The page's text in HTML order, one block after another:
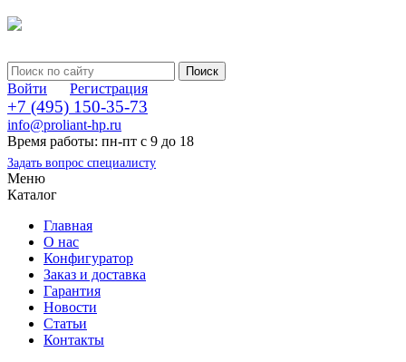
Войти Регистрация
+7 (495) 150-35-73
info@proliant-hp.ru
Время работы: пн-пт с 9 до 18
Задать вопрос специалисту
Меню
Каталог
Главная
О нас
Конфигуратор
Заказ и доставка
Гарантия
Новости
Статьи
Контакты